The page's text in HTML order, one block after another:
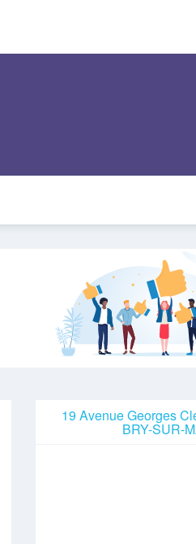
19 Avenue Georges
BRY-SUR-